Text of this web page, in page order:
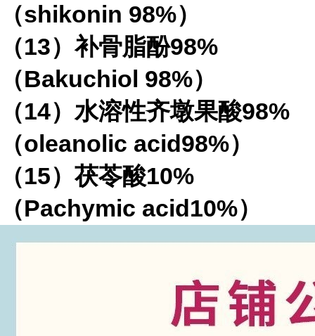
（shikonin 98%）
（13）补骨脂酚98%
（Bakuchiol 98%）
（14）水溶性齐墩果酸98%
（oleanolic acid98%）
（15）茯苓酸10%
（Pachymic acid10%）